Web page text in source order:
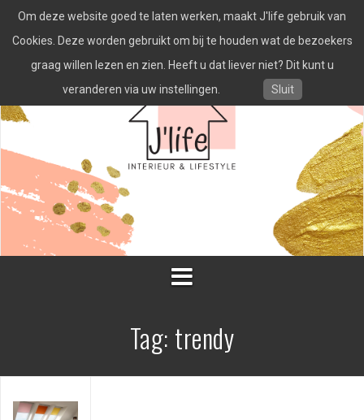
naar
inhoud
Tag: trendy
Om deze website goed te laten werken, maakt J'life gebruik van
Cookies. Deze worden gebruikt om bij te houden wat de bezoekers
graag willen lezen en zien. Heeft u dat liever niet? Dit kunt u
veranderen via uw instellingen.
Sluit